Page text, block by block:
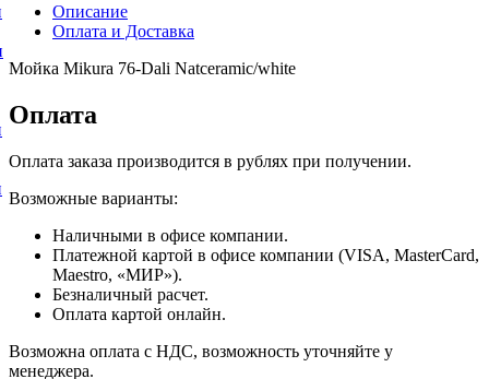
Описание
Оплата и Доставка
Мойка Mikura 76-Dali Natceramic/white
Оплата
Оплата заказа производится в рублях при получении.
Возможные варианты:
Наличными в офисе компании.
Платежной картой в офисе компании (VISA, MasterCard,
Maestro, «МИР»).
Безналичный расчет.
Оплата картой онлайн.
Возможна оплата с НДС, возможность уточняйте у
менеджера.